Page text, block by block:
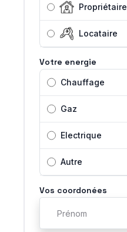
Propriétaire
Locataire
Votre energie
Chauffage
Gaz
Electrique
Autre
Vos coordonées